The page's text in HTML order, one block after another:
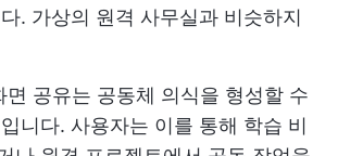
. 가상의 원격 사무실과 비슷하지
공유는 공동체 의식을 형성할 수
니다. 사용자는 이를 통해 학습 비